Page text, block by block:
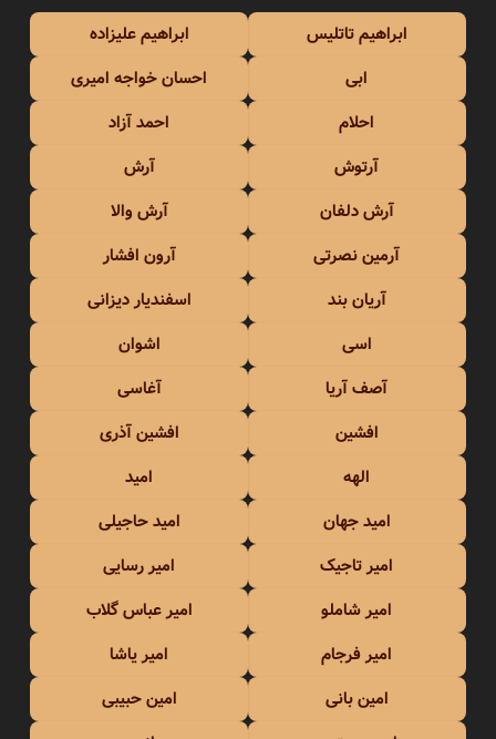
ابراهیم تاتلیس
ابراهیم علیزاده
ابی
احسان خواجه امیری
احلام
احمد آزاد
آرتوش
آرش
آرش دلفان
آرش والا
آرمین نصرتی
آرون افشار
آریان بند
اسفندیار دیزانی
اسی
اشوان
آصف آریا
آغاسی
افشین
افشین آذری
الهه
امید
امید جهان
امید حاجیلی
امیر تاجیک
امیر رسایی
امیر شاملو
امیر عباس گلاب
امیر فرجام
امیر یاشا
امین بانی
امین حبیبی